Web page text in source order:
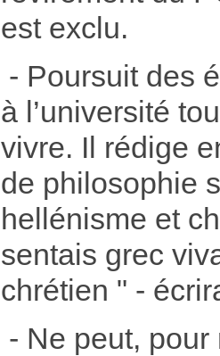
est exclu.
- Poursuit des
à l’université
vivre. Il rédige
de philosophie
hellénisme et
sentais grec
chrétien " -
- Ne peut,